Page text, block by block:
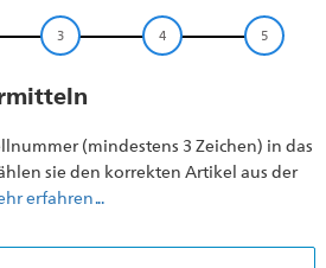
3 4 5
(mindestens 3 Zeichen) in das
sie den korrekten Artikel aus der
erfahren ...